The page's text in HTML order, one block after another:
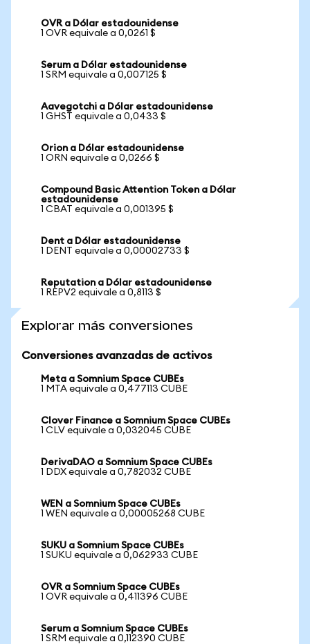
OVR a Dólar estadounidense
1 OVR equivale a 0,0261 $
Serum a Dólar estadounidense
1 SRM equivale a 0,007125 $
Aavegotchi a Dólar estadounidense
1 GHST equivale a 0,0433 $
Orion a Dólar estadounidense
1 ORN equivale a 0,0266 $
Compound Basic Attention Token a Dólar
estadounidense
1 CBAT equivale a 0,001395 $
Dent a Dólar estadounidense
1 DENT equivale a 0,00002733 $
Reputation a Dólar estadounidense
1 REPV2 equivale a 0,8113 $
Explorar más conversiones
Conversiones avanzadas de activos
Meta a Somnium Space CUBEs
1 MTA equivale a 0,477113 CUBE
Clover Finance a Somnium Space CUBEs
1 CLV equivale a 0,032045 CUBE
DerivaDAO a Somnium Space CUBEs
1 DDX equivale a 0,782032 CUBE
WEN a Somnium Space CUBEs
1 WEN equivale a 0,00005268 CUBE
SUKU a Somnium Space CUBEs
1 SUKU equivale a 0,062933 CUBE
OVR a Somnium Space CUBEs
1 OVR equivale a 0,411396 CUBE
Serum a Somnium Space CUBEs
1 SRM equivale a 0,112390 CUBE